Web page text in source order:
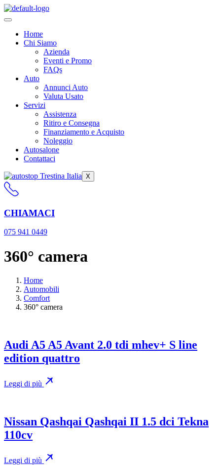
Skip
to
Home
Chi Siamo
Azienda
Eventi e Promo
FAQs
Auto
Annunci Auto
Valuta Usato
Servizi
Assistenza
Ritiro e Consegna
Finanziamento e Acquisto
Noleggio
Autosalone
Contattaci
X
CHIAMACI
075 941 0449
360° camera
Home
Automobili
Comfort
360° camera
Audi A5 A5 Avant 2.0 tdi mhev+ S line
edition quattro
Leggi di più
Nissan Qashqai Qashqai II 1.5 dci Tekna
110cv
Leggi di più